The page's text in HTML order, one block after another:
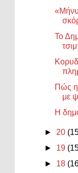
Το
Πώς η
με
Η
► 20
► 19
► 18